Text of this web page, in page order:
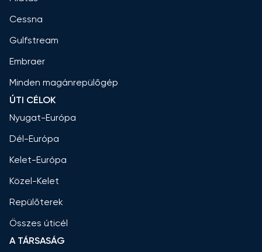
Cessna
Gulfstream
Embraer
Minden magánrepülőgép
ÚTI CÉLOK
Nyugat-Európa
Dél-Európa
Kelet-Európa
Közel-Kelet
Repülőterek
Összes úticél
A TÁRSASÁG